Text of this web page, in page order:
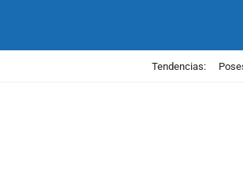
Tendencias: